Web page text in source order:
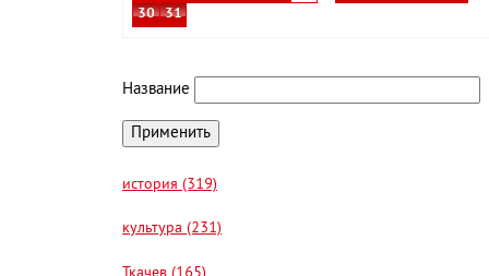
30
31
Название
история (319)
культура (231)
Ткачев (165)